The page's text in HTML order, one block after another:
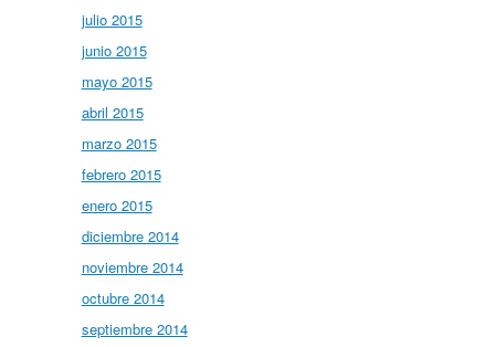
julio 2015
junio 2015
mayo 2015
abril 2015
marzo 2015
febrero 2015
enero 2015
diciembre 2014
noviembre 2014
octubre 2014
septiembre 2014